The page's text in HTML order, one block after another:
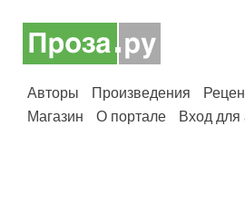
Авторы Произведения
Магазин
О портале Вход для